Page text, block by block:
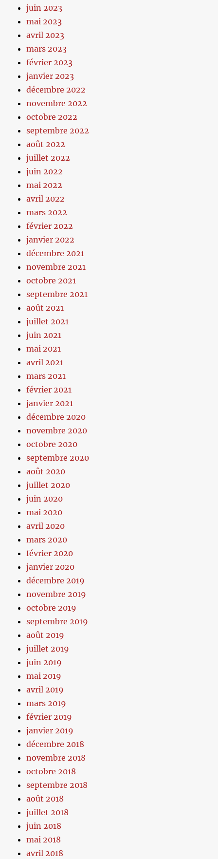
juin 2023
mai 2023
avril 2023
mars 2023
février 2023
janvier 2023
décembre 2022
novembre 2022
octobre 2022
septembre 2022
août 2022
juillet 2022
juin 2022
mai 2022
avril 2022
mars 2022
février 2022
janvier 2022
décembre 2021
novembre 2021
octobre 2021
septembre 2021
août 2021
juillet 2021
juin 2021
mai 2021
avril 2021
mars 2021
février 2021
janvier 2021
décembre 2020
novembre 2020
octobre 2020
septembre 2020
août 2020
juillet 2020
juin 2020
mai 2020
avril 2020
mars 2020
février 2020
janvier 2020
décembre 2019
novembre 2019
octobre 2019
septembre 2019
août 2019
juillet 2019
juin 2019
mai 2019
avril 2019
mars 2019
février 2019
janvier 2019
décembre 2018
novembre 2018
octobre 2018
septembre 2018
août 2018
juillet 2018
juin 2018
mai 2018
avril 2018